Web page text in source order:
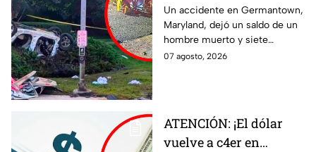
desata FATAL CHOQUE
con auto rob4do:
reportan un mu3rto y
siete menores heridos
Un accidente en Germantown,
Maryland, dejó un saldo de un
hombre muerto y siete
menores heridos luego de un
07 agosto, 2026
ATENCIÓN: ¡El dólar
vuelve a c4er en